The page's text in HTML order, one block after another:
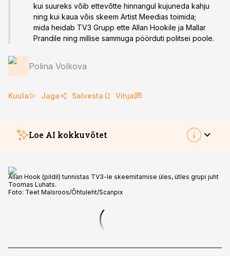
kui suureks võib ettevõtte hinnangul kujuneda kahju
ning kui kaua võis skeem Artist Meedias toimida;
mida heidab TV3 Grupp ette Allan Hookile ja Mallar
Prandile ning millise sammuga pöörduti politsei poole.
Polina Volkova
Kuula Jaga Salvesta Vihja
Loe AI kokkuvõtet
Allan Hook (pildil) tunnistas TV3-le skeemitamise üles, ütles grupi juht
Toomas Luhats.
Foto: Teet Malsroos/Õhtuleht/Scanpix